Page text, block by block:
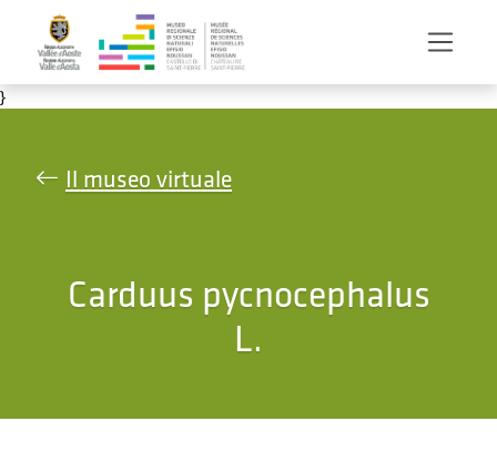
Salta al contenuto principale
}
Il museo virtuale
Carduus pycnocephalus
L.